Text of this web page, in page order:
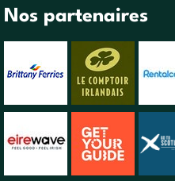
Nos partenaires